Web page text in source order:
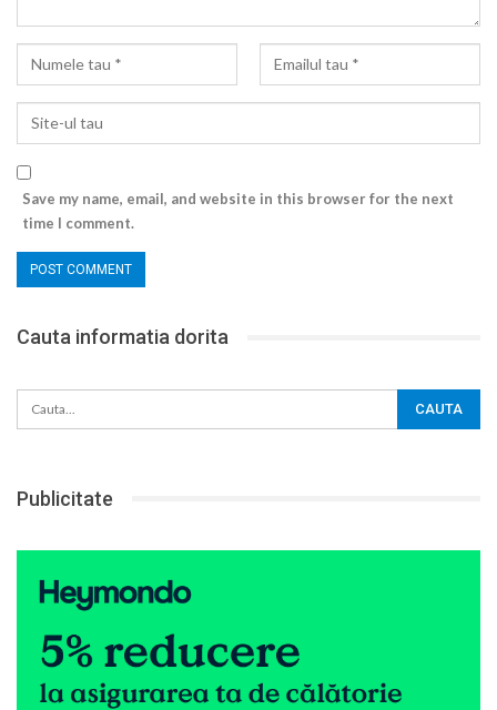
Save my name, email, and website in this browser for the next
time I comment.
Cauta informatia dorita
Publicitate